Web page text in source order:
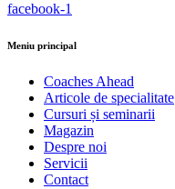
facebook-1
Meniu principal
Coaches Ahead
Articole de specialitate
Cursuri și seminarii
Magazin
Despre noi
Servicii
Contact